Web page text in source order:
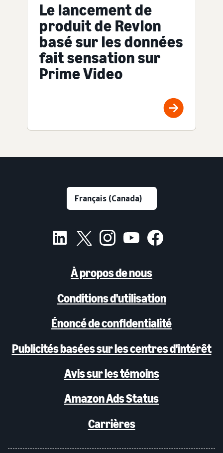
Le lancement de
produit de Revlon
basé sur les données
fait sensation sur
Prime Video
À propos de nous
Conditions d'utilisation
Énoncé de confidentialité
Publicités basées sur les centres d'intérêt
Avis sur les témoins
Amazon Ads Status
Carrières